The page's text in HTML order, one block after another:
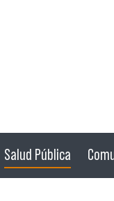
Salud Pública